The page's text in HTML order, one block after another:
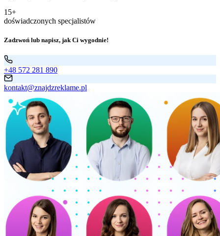
15+
doświadczonych specjalistów
Zadzwoń lub napisz, jak Ci wygodnie!
+48 572 281 890
kontakt@znajdzreklame.pl